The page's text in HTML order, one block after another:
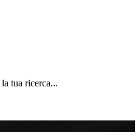
tua ricerca...